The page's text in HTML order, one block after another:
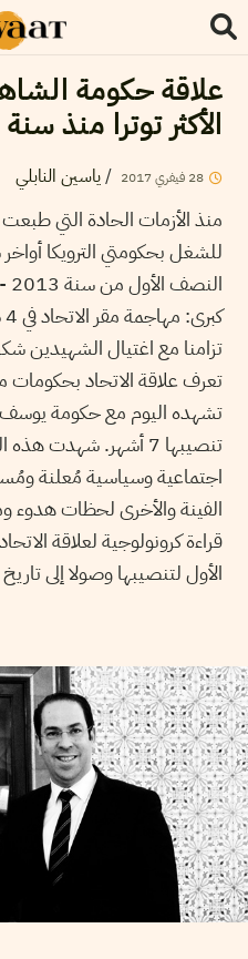
علاقة حكومة
الأكثر توترا منذ سنة 2013
28 فيفري2017
/ياسين النابلي
منذ الأزمات الحادة التي طبعت
تزامنا مع اغتيال الشهيدين
تشهده اليوم مع حكومة يوسف
تنصيبها 7 أشهر. شهدت
اجتماعية وسياسية مُعلنة
الفينة والأخرى لحظات هدوء
قراءة كرونولوجية لعلاقة
الأول لتنصيبها وصولا إلى تاريخ الثلاثاء 28